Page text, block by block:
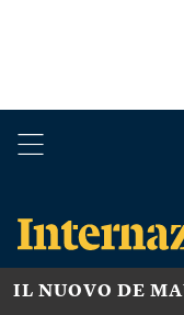
IL NUOVO DE